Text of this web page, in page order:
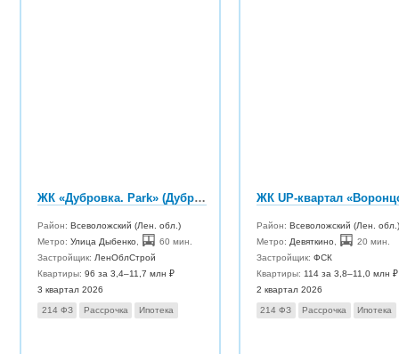
ЖК «Дубровка. Park» (Дубровка Парк)
Район:Всеволожский (Лен. обл.)
Метро: Улица Дыбенко
60 мин.
Застройщик: ЛенОблСтрой
Квартиры:96 за 3,4–11,7 млн ₽
3 квартал 2026
214 ФЗ Рассрочка Ипотека
Район: Всеволожский (Лен. обл.)
Метро: Девяткино
20 мин.
Застройщик: ФСК
Квартиры: 114 за 3,8–11,0 млн ₽
2 квартал 2026
214 ФЗ Рассрочка Ипотека